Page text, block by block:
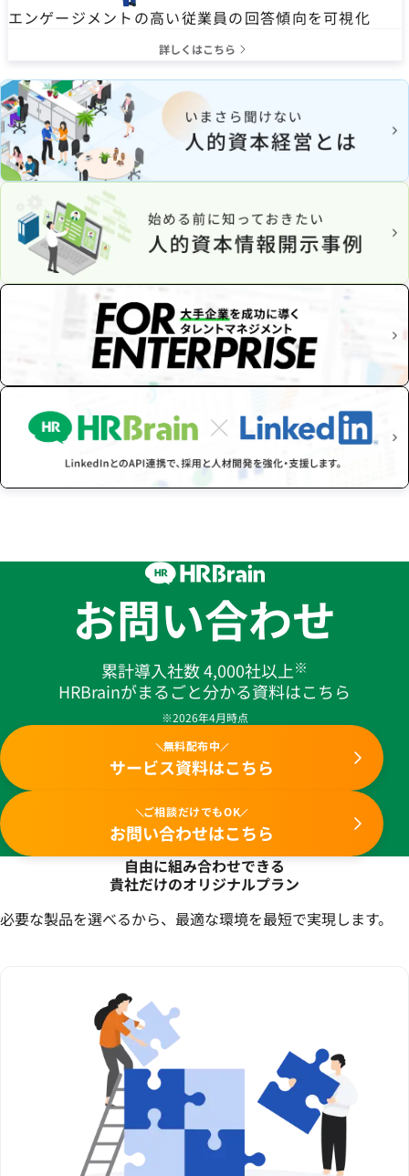
エンゲージメントの高い従業員の回答傾向を可視化
詳しくはこちら
お問い合わせ
累計導入社数 4,000社以上※
HRBrainがまるごと分かる資料はこちら
※2026年4月時点
無料配布中
サービス資料はこちら
ご相談だけでもOK
お問い合わせはこちら
自由に組み合わせできる
貴社だけのオリジナルプラン
必要な製品を選べるから、最適な環境を最短で実現します。